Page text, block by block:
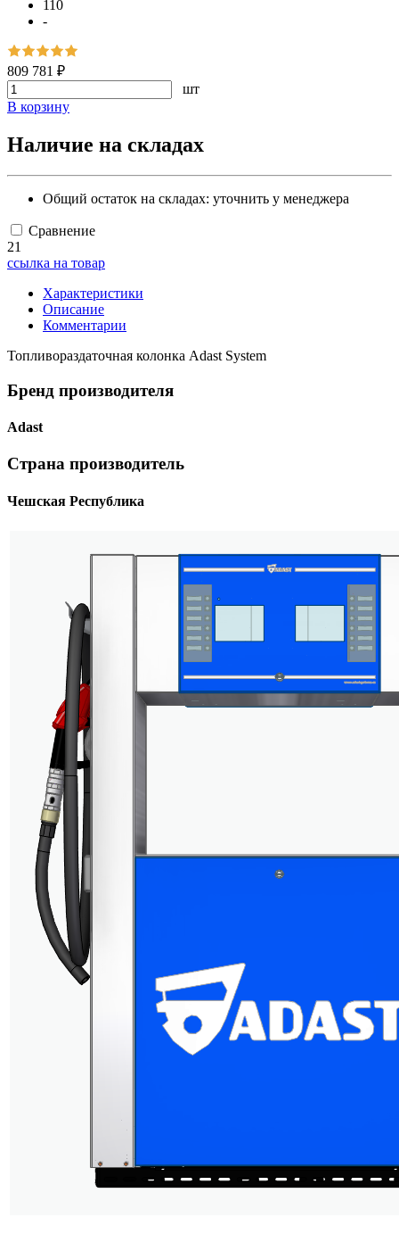
110
-
809 781 ₽
шт
В корзину
Наличие на складах
Общий остаток на складах: уточнить у менеджера
Сравнение
21
ссылка на товар
Характеристики
Описание
Комментарии
Топливораздаточная колонка Adast System
Бренд производителя
Adast
Страна производитель
Чешская Республика